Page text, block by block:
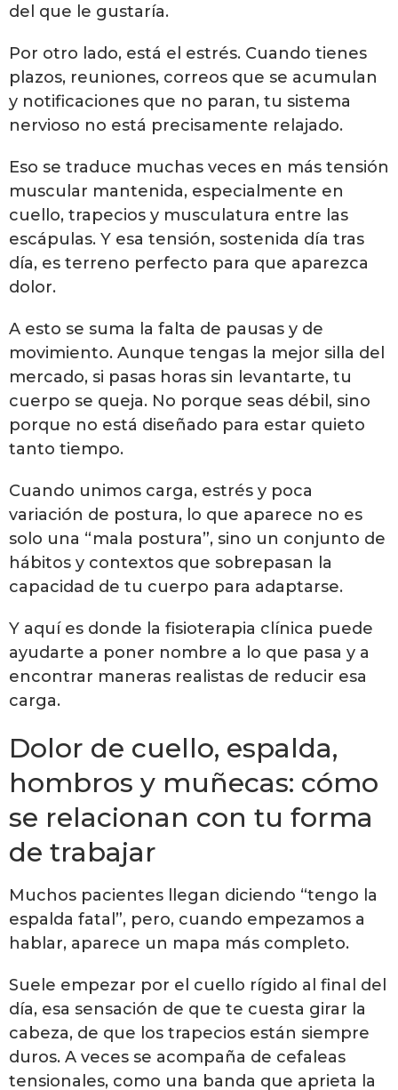
del que le gustaría.
Por otro lado, está el estrés. Cuando tienes
plazos, reuniones, correos que se acumulan
y notificaciones que no paran, tu sistema
nervioso no está precisamente relajado.
Eso se traduce muchas veces en más tensión
muscular mantenida, especialmente en
cuello, trapecios y musculatura entre las
escápulas. Y esa tensión, sostenida día tras
día, es terreno perfecto para que aparezca
dolor.
A esto se suma la falta de pausas y de
movimiento. Aunque tengas la mejor silla del
mercado, si pasas horas sin levantarte, tu
cuerpo se queja. No porque seas débil, sino
porque no está diseñado para estar quieto
tanto tiempo.
Cuando unimos carga, estrés y poca
variación de postura, lo que aparece no es
solo una “mala postura”, sino un conjunto de
hábitos y contextos que sobrepasan la
capacidad de tu cuerpo para adaptarse.
Y aquí es donde la fisioterapia clínica puede
ayudarte a poner nombre a lo que pasa y a
encontrar maneras realistas de reducir esa
carga.
Dolor de cuello, espalda,
hombros y muñecas: cómo
se relacionan con tu forma
de trabajar
Muchos pacientes llegan diciendo “tengo la
espalda fatal”, pero, cuando empezamos a
hablar, aparece un mapa más completo.
Suele empezar por el cuello rígido al final del
día, esa sensación de que te cuesta girar la
cabeza, de que los trapecios están siempre
duros. A veces se acompaña de cefaleas
tensionales, como una banda que aprieta la